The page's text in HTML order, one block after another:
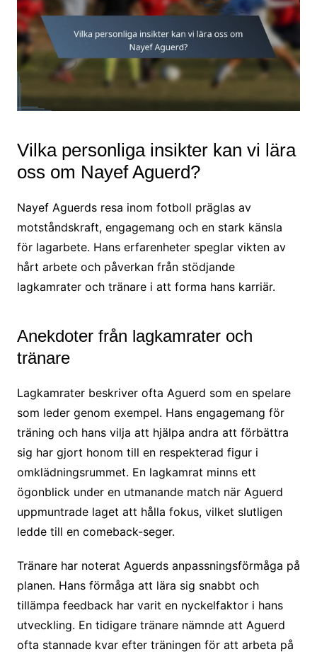
Vilka personliga insikter kan vi lära
oss om Nayef Aguerd?
Nayef Aguerds resa inom fotboll präglas av
motståndskraft, engagemang och en stark känsla
för lagarbete. Hans erfarenheter speglar vikten av
hårt arbete och påverkan från stödjande
lagkamrater och tränare i att forma hans karriär.
Anekdoter från lagkamrater och
tränare
Lagkamrater beskriver ofta Aguerd som en spelare
som leder genom exempel. Hans engagemang för
träning och hans vilja att hjälpa andra att förbättra
sig har gjort honom till en respekterad figur i
omklädningsrummet. En lagkamrat minns ett
ögonblick under en utmanande match när Aguerd
uppmuntrade laget att hålla fokus, vilket slutligen
ledde till en comeback-seger.
Tränare har noterat Aguerds anpassningsförmåga på
planen. Hans förmåga att lära sig snabbt och
tillämpa feedback har varit en nyckelfaktor i hans
utveckling. En tidigare tränare nämnde att Aguerd
ofta stannade kvar efter träningen för att arbeta på